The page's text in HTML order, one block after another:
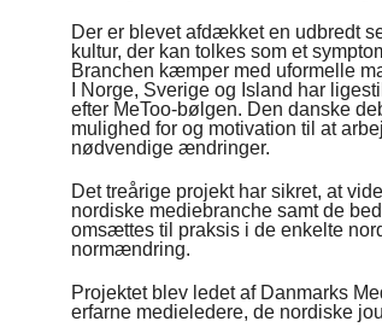
Der er blevet afdækket en udbredt
kultur, der kan tolkes som et
Branchen kæmper med uformelle
I Norge, Sverige og Island har
efter MeToo-bølgen. Den danske
mulighed for og motivation til at
nødvendige ændringer.
Det treårige projekt har sikret, at
nordiske mediebranche samt de
omsættes til praksis i de enkelte
normændring.
Projektet blev ledet af Danmarks
erfarne medieledere, de nordiske